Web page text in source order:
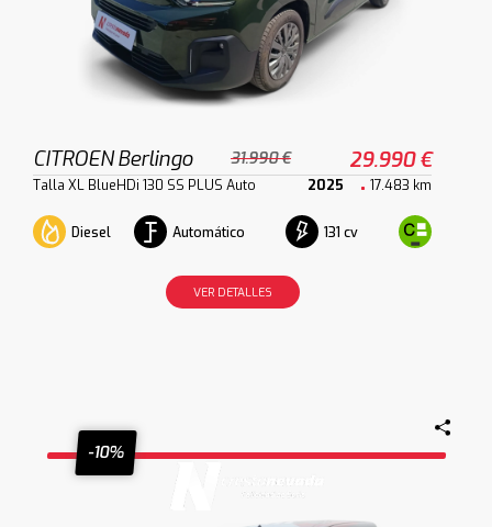
CITROEN Berlingo 31.990 € 29.990 €
Talla XL BlueHDi 130 SS PLUS Auto 2025 17.483 km
Diesel Automático 131 cv
VER DETALLES
-10%